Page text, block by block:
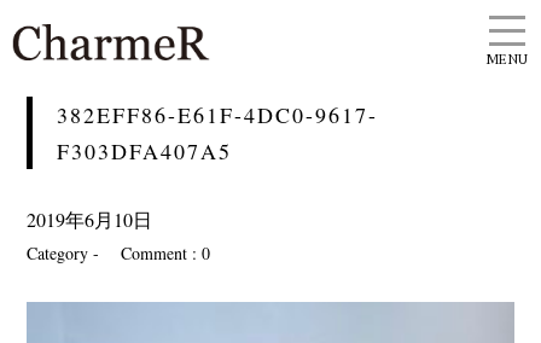
MENU
382EFF86-E61F-4DC0-9617-
F303DFA407A5
2019年6月10日
Category - Comment : 0